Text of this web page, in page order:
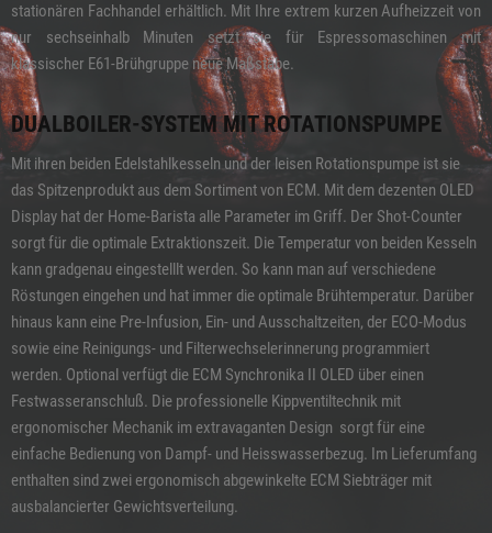
stationären Fachhandel erhältlich. Mit Ihre extrem kurzen Aufheizzeit von
nur sechseinhalb Minuten setzt sie für Espressomaschinen mit
klassischer E61-Brühgruppe neue Maßstäbe.
DUALBOILER-SYSTEM MIT ROTATIONSPUMPE
Mit ihren beiden Edelstahlkesseln und der leisen Rotationspumpe ist sie
das Spitzenprodukt aus dem Sortiment von ECM. Mit dem dezenten OLED
Display hat der Home-Barista alle Parameter im Griff. Der Shot-Counter
sorgt für die optimale Extraktionszeit. Die Temperatur von beiden Kesseln
kann gradgenau eingestelllt werden. So kann man auf verschiedene
Röstungen eingehen und hat immer die optimale Brühtemperatur. Darüber
hinaus kann eine Pre-Infusion, Ein- und Ausschaltzeiten, der ECO-Modus
sowie eine Reinigungs- und Filterwechselerinnerung programmiert
werden. Optional verfügt die ECM Synchronika II OLED über einen
Festwasseranschluß. Die professionelle Kippventiltechnik mit
ergonomischer Mechanik im extravaganten Design sorgt für eine
einfache Bedienung von Dampf- und Heisswasserbezug. Im Lieferumfang
enthalten sind zwei ergonomisch abgewinkelte ECM Siebträger mit
ausbalancierter Gewichtsverteilung.